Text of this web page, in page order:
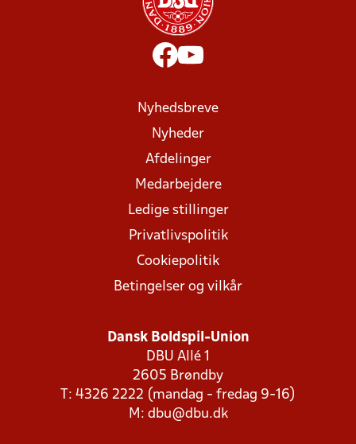
Nyhedsbreve
Nyheder
Afdelinger
Medarbejdere
Ledige stillinger
Privatlivspolitik
Cookiepolitik
Betingelser og vilkår
Dansk Boldspil-Union
DBU Allé 1
2605 Brøndby
T: 4326 2222 (mandag - fredag 9-16)
M: dbu@dbu.dk